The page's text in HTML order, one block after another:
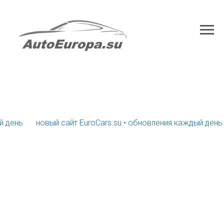
новый сайт EuroCars.su • обновления каждый день